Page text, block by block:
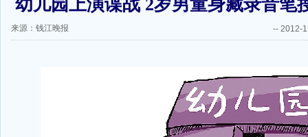
幼儿园上演谍战 2岁男童身藏录音笔
来源：钱江晚报 -- 2012-